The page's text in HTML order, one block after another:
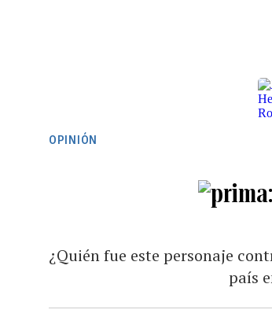
OPINIÓN
¿Quién fue este personaje
país